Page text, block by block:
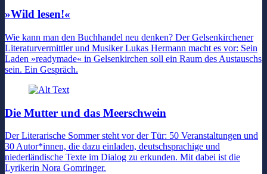
»Wild lesen!«
Wie kann man den Buchhandel neu denken? Der Gelsenkirchener
Literaturvermittler und Musiker Lukas Hermann macht es vor: Sein
Laden »readymade« in Gelsenkirchen soll ein Raum des Austauschs
sein. Ein Gespräch.
Die Mutter und das Meerschwein
Der Literarische Sommer steht vor der Tür: 50 Veranstaltungen und
30 Autor*innen, die dazu einladen, deutschsprachige und
niederländische Texte im Dialog zu erkunden. Mit dabei ist die
Lyrikerin Nora Gomringer.